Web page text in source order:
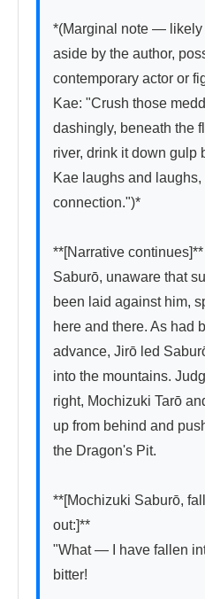
*(Marginal note — likely
aside by the author,
contemporary actor or
Kae: "Crush those
dashingly, beneath the
river, drink it down
Kae laughs and
connection.")*
**[Narrative continues]**
Saburō, unaware that
been laid against him,
here and there. As had
advance, Jirō led
into the mountains.
right, Mochizuki Tarō
up from behind and
the Dragon's Pit.
**[Mochizuki Saburō,
out:]**
"What — I have fallen
bitter!